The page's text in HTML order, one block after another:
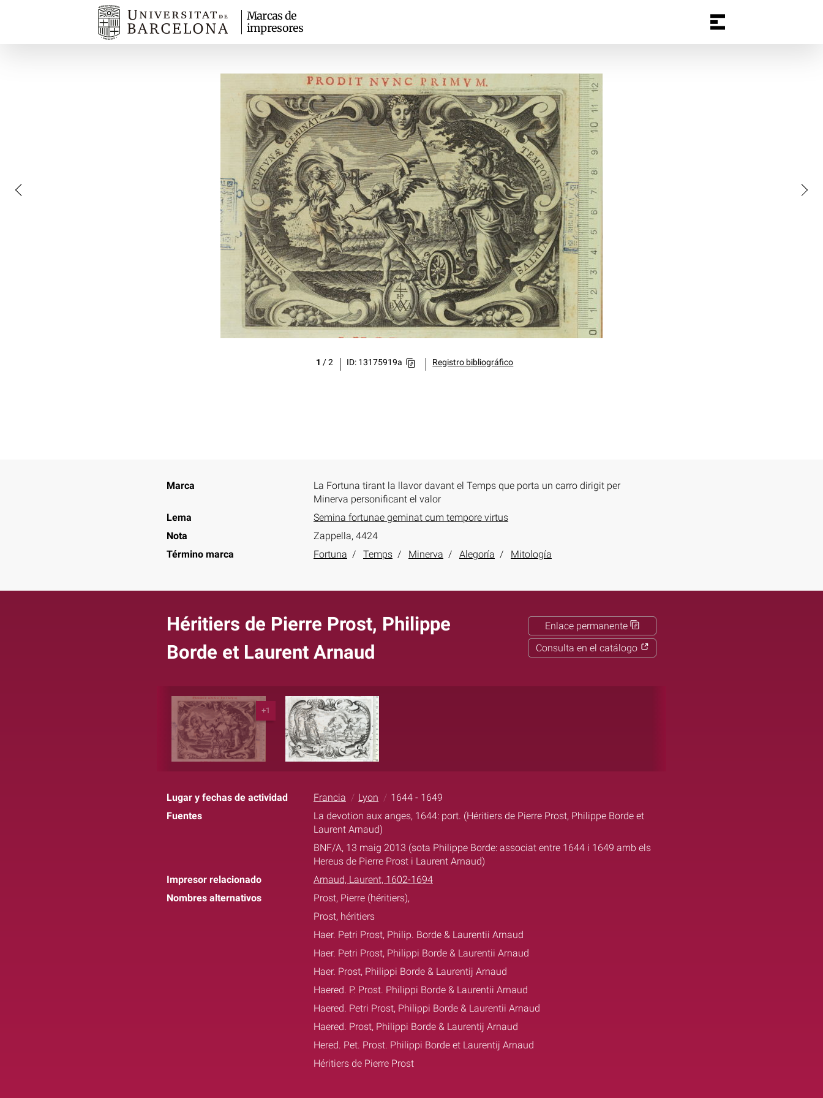
Marcas de
impresores
1 /2 ID: 13175919a Registro bibliográfico
Marca
La Fortuna tirant la llavor davant el Temps que porta un carro dirigit per
Minerva personificant el valor
Lema
Semina fortunae geminat cum tempore virtus
Nota
Zappella, 4424
Término marca
Fortuna Temps Minerva Alegoría Mitología
Héritiers de Pierre Prost, Philippe
Borde et Laurent Arnaud
Enlace permanente
Consulta en el catálogo
+1
Lugar y fechas de actividad Francia Lyon
1644 - 1649
Fuentes
La devotion aux anges, 1644: port. (Héritiers de Pierre Prost, Philippe Borde et
Laurent Arnaud)
BNF/A, 13 maig 2013 (sota Philippe Borde: associat entre 1644 i 1649 amb els
Hereus de Pierre Prost i Laurent Arnaud)
Impresor relacionado
Arnaud, Laurent, 1602-1694
Nombres alternativos
Prost, Pierre (héritiers),
Prost, héritiers
Haer. Petri Prost, Philip. Borde & Laurentii Arnaud
Haer. Petri Prost, Philippi Borde & Laurentii Arnaud
Haer. Prost, Philippi Borde & Laurentij Arnaud
Haered. P. Prost. Philippi Borde & Laurentii Arnaud
Haered. Petri Prost, Philippi Borde & Laurentii Arnaud
Haered. Prost, Philippi Borde & Laurentij Arnaud
Hered. Pet. Prost. Philippi Borde et Laurentij Arnaud
Héritiers de Pierre Prost